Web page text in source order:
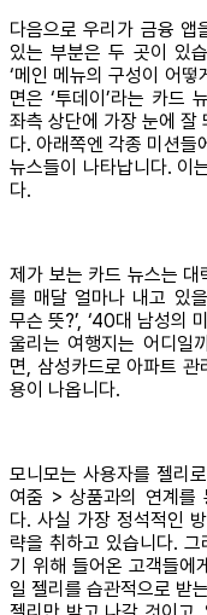
다음으로 우리가 금융
있는 부분은 두 곳이 있
‘메인 메뉴의 구성이 어
면은 ‘투데이’라는 카드
좌측 상단에 가장 눈에 잘
다. 아래쪽엔 각종 미션들
뉴스들이 나타납니다. 이
다.
제가 보는 카드 뉴스는 대
를 매달 얼마나 내고 있
무슨 뜻?’, ‘40대 남성의
울리는 여행지는 어디일
면, 삼성카드로 아파트 관
용이 나옵니다.
모니모는 사용자를 젤리
여줌 > 상품과의 연계를
다. 사실 가장 정석적인
략을 취하고 있습니다.
기 위해 들어온 고객들에
일 젤리를 습관적으로 받